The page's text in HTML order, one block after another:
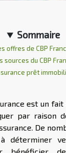
Sommaire
offres de CBP
sources du CBP
prêt
est un
par raison
De
déterminer